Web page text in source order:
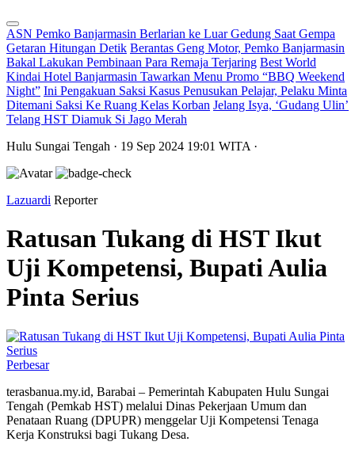
ASN Pemko Banjarmasin Berlarian ke Luar Gedung Saat Gempa
Getaran Hitungan Detik Berantas Geng Motor, Pemko Banjarmasin
Bakal Lakukan Pembinaan Para Remaja Terjaring Best World
Kindai Hotel Banjarmasin Tawarkan Menu Promo “BBQ Weekend
Night” Ini Pengakuan Saksi Kasus Penusukan Pelajar, Pelaku Minta
Ditemani Saksi Ke Ruang Kelas Korban Jelang Isya, ‘Gudang Ulin’
Telang HST Diamuk Si Jago Merah
Hulu Sungai Tengah · 19 Sep 2024 19:01 WITA ·
Lazuardi Reporter
Ratusan Tukang di HST Ikut
Uji Kompetensi, Bupati Aulia
Pinta Serius
Perbesar
terasbanua.my.id, Barabai – Pemerintah Kabupaten Hulu Sungai
Tengah (Pemkab HST) melalui Dinas Pekerjaan Umum dan
Penataan Ruang (DPUPR) menggelar Uji Kompetensi Tenaga
Kerja Konstruksi bagi Tukang Desa.